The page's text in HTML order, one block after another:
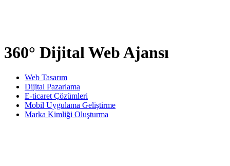
360° Dijital Web Ajansı
Web Tasarım
Dijital Pazarlama
E-ticaret Çözümleri
Mobil Uygulama Geliştirme
Marka Kimliği Oluşturma